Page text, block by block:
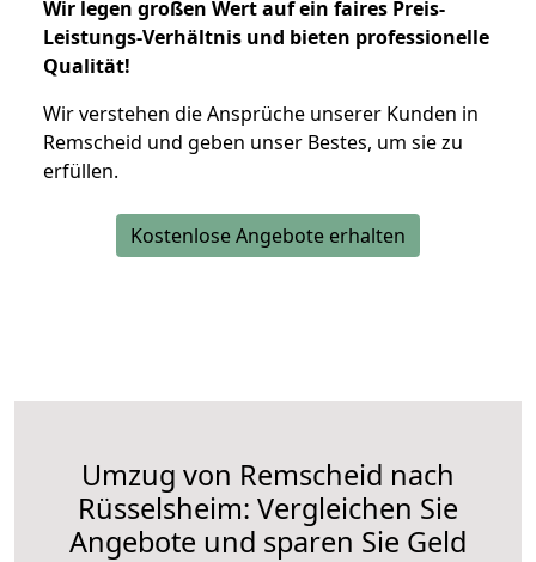
Wir legen großen Wert auf ein faires Preis-
Leistungs-Verhältnis und bieten professionelle
Qualität!
Wir verstehen die Ansprüche unserer Kunden in
Remscheid und geben unser Bestes, um sie zu
erfüllen.
Kostenlose Angebote erhalten
Umzug von Remscheid nach
Rüsselsheim: Vergleichen Sie
Angebote und sparen Sie Geld